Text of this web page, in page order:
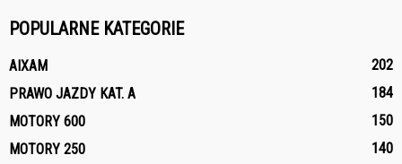
POPULARNE KATEGORIE
AIXAM
202
PRAWO JAZDY KAT. A
184
MOTORY 600
150
MOTORY 250
140